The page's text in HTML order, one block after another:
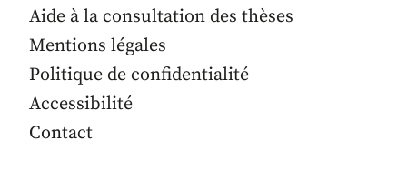
Aide à la consultation des thèses
Mentions légales
Politique de confidentialité
Accessibilité
Contact